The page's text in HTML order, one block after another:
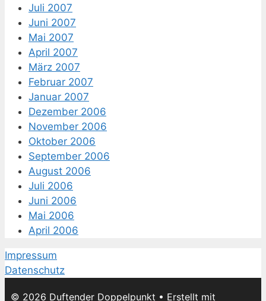
Juli 2007
Juni 2007
Mai 2007
April 2007
März 2007
Februar 2007
Januar 2007
Dezember 2006
November 2006
Oktober 2006
September 2006
August 2006
Juli 2006
Juni 2006
Mai 2006
April 2006
Impressum
Datenschutz
© 2026 Duftender Doppelpunkt • Erstellt mit